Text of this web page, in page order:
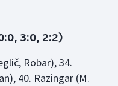
3:0, 2:2)
Robar), 34.
40. Razingar (M.